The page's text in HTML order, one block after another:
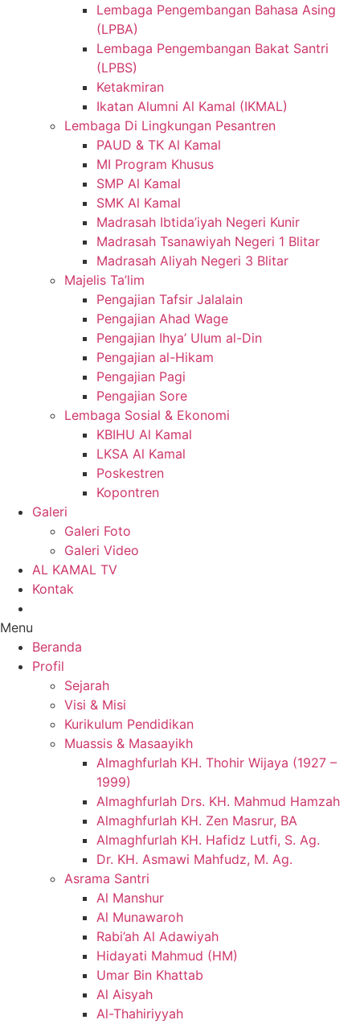
Lembaga Pengembangan Bahasa Asing
(LPBA)
Lembaga Pengembangan Bakat Santri
(LPBS)
Ketakmiran
Ikatan Alumni Al Kamal (IKMAL)
Lembaga Di Lingkungan Pesantren
PAUD & TK Al Kamal
MI Program Khusus
SMP Al Kamal
SMK Al Kamal
Madrasah Ibtida’iyah Negeri Kunir
Madrasah Tsanawiyah Negeri 1 Blitar
Madrasah Aliyah Negeri 3 Blitar
Majelis Ta’lim
Pengajian Tafsir Jalalain
Pengajian Ahad Wage
Pengajian Ihya’ Ulum al-Din
Pengajian al-Hikam
Pengajian Pagi
Pengajian Sore
Lembaga Sosial & Ekonomi
KBIHU Al Kamal
LKSA Al Kamal
Poskestren
Kopontren
Galeri
Galeri Foto
Galeri Video
AL KAMAL TV
Kontak
Menu
Beranda
Profil
Sejarah
Visi & Misi
Kurikulum Pendidikan
Muassis & Masaayikh
Almaghfurlah KH. Thohir Wijaya (1927 –
1999)
Almaghfurlah Drs. KH. Mahmud Hamzah
Almaghfurlah KH. Zen Masrur, BA
Almaghfurlah KH. Hafidz Lutfi, S. Ag.
Dr. KH. Asmawi Mahfudz, M. Ag.
Asrama Santri
Al Manshur
Al Munawaroh
Rabi’ah Al Adawiyah
Hidayati Mahmud (HM)
Umar Bin Khattab
Al Aisyah
Al-Thahiriyyah